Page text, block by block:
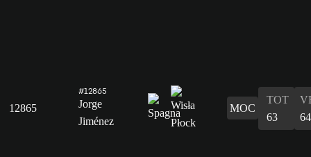
12865
#12865
Jorge
Jiménez
MOC
TOT
63
64